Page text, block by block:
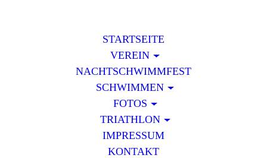
STARTSEITE
VEREIN
NACHTSCHWIMMFEST
SCHWIMMEN
FOTOS
TRIATHLON
IMPRESSUM
KONTAKT